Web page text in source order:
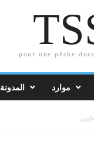
pour une pêche
المدونة موارد